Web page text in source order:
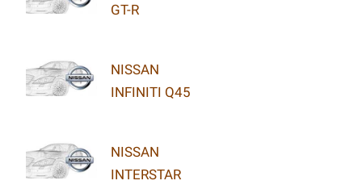
GT-R
NISSAN
INFINITI Q45
NISSAN
INTERSTAR